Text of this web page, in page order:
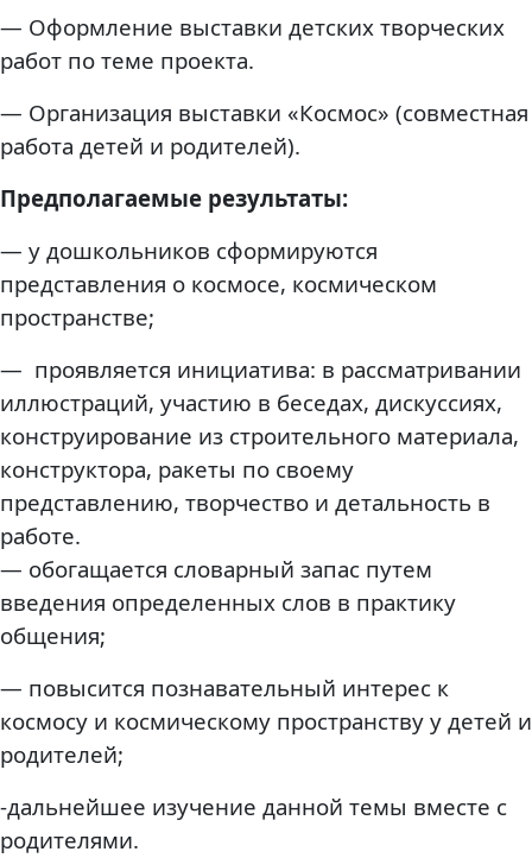
— Оформление выставки детских творческих
работ по теме проекта.
— Организация выставки «Космос» (совместная
работа детей и родителей).
Предполагаемые результаты:
— у дошкольников сформируются
представления о космосе, космическом
пространстве;
— проявляется инициатива: в рассматривании
иллюстраций, участию в беседах, дискуссиях,
конструирование из строительного материала,
конструктора, ракеты по своему
представлению, творчество и детальность в
работе.
— обогащается словарный запас путем
введения определенных слов в практику
общения;
— повысится познавательный интерес к
космосу и космическому пространству у детей и
родителей;
-дальнейшее изучение данной темы вместе с
родителями.